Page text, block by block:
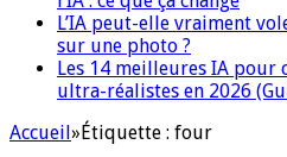
L’IA peut-elle vraiment
sur une photo ?
Les 14 meilleures IA pour
ultra-réalistes en 2026
Accueil»Étiquette : four